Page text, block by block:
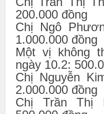
200.000 đồng
Chị Ngô
1.000.000 đồng
Một vị không
ngày 10.2:
Chị Nguyễn
2.000.000 đồng
Chị Trần Thị